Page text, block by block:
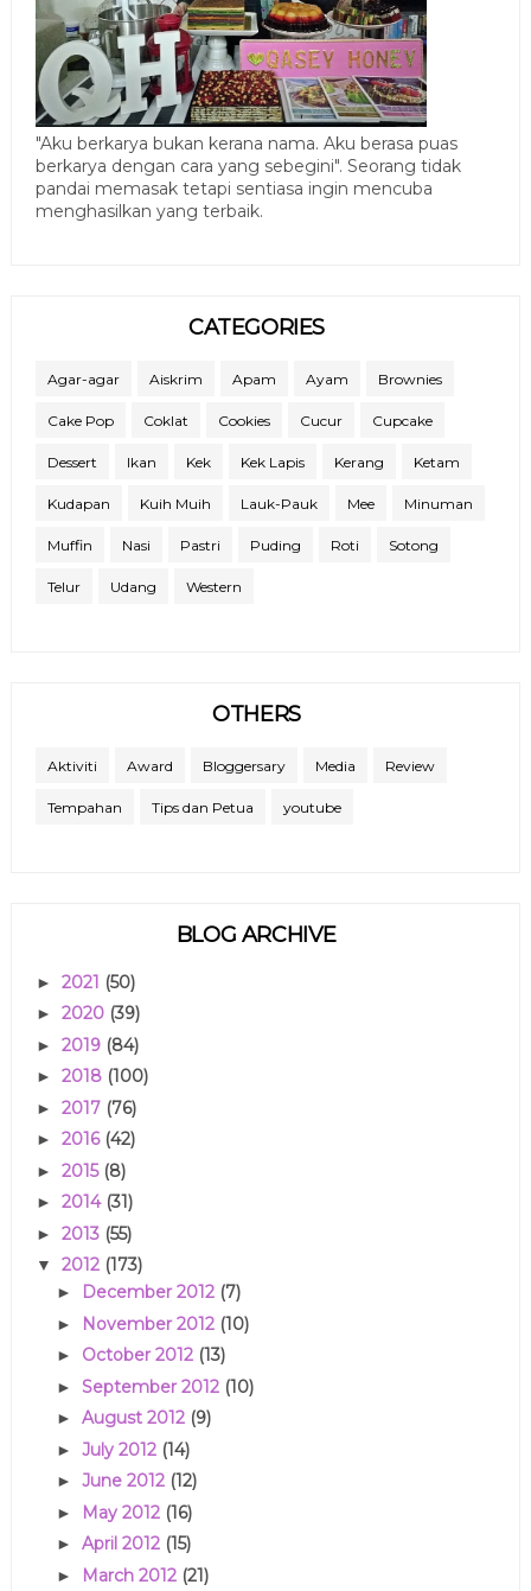
"Aku berkarya bukan kerana nama. Aku berasa puas
berkarya dengan cara yang sebegini". Seorang tidak
pandai memasak tetapi sentiasa ingin mencuba
menghasilkan yang terbaik.
CATEGORIES
Agar-agar Aiskrim Apam Ayam Brownies
Cake Pop Coklat Cookies Cucur Cupcake
Dessert Ikan Kek Kek Lapis Kerang Ketam
Kudapan Kuih Muih Lauk-Pauk Mee Minuman
Muffin Nasi Pastri Puding Roti Sotong
Telur Udang Western
OTHERS
Aktiviti Award Bloggersary Media Review
Tempahan Tips dan Petua youtube
BLOG ARCHIVE
► 2021 (50)
► 2020 (39)
► 2019 (84)
► 2018 (100)
► 2017 (76)
► 2016 (42)
► 2015 (8)
► 2014 (31)
► 2013 (55)
▼ 2012 (173)
► December 2012 (7)
► November 2012 (10)
► October 2012 (13)
► September 2012 (10)
► August 2012 (9)
► July 2012 (14)
► June 2012 (12)
► May 2012 (16)
► April 2012 (15)
► March 2012 (21)